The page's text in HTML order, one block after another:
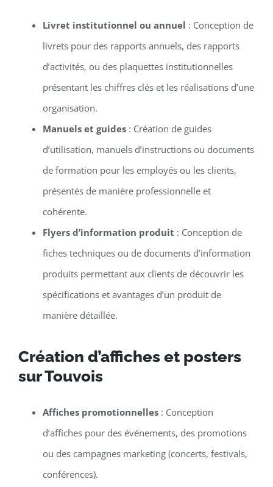
Livret institutionnel ou annuel : Conception de
livrets pour des rapports annuels, des rapports
d’activités, ou des plaquettes institutionnelles
présentant les chiffres clés et les réalisations d’une
organisation.
Manuels et guides: Création de guides
d’utilisation, manuels d’instructions ou documents
de formation pour les employés ou les clients,
présentés de manière professionnelle et
cohérente.
Flyers d’information produit : Conception de
fiches techniques ou de documents d’information
produits permettant aux clients de découvrir les
spécifications et avantages d’un produit de
manière détaillée.
Création d’affiches et posters
sur Touvois
Affiches promotionnelles: Conception
d’affiches pour des événements, des promotions
ou des campagnes marketing (concerts, festivals,
conférences).